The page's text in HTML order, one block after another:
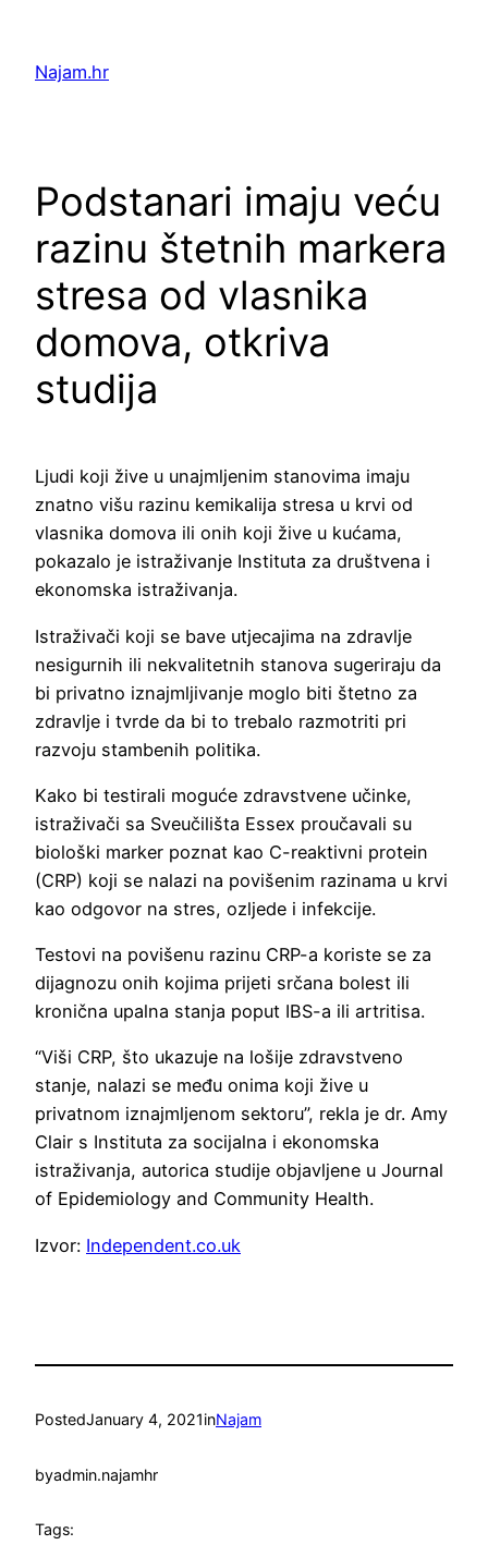
content
Najam.hr
Podstanari imaju veću
razinu štetnih markera
stresa od vlasnika
domova, otkriva
studija
Ljudi koji žive u unajmljenim stanovima imaju
znatno višu razinu kemikalija stresa u krvi od
vlasnika domova ili onih koji žive u kućama,
pokazalo je istraživanje Instituta za društvena i
ekonomska istraživanja.
Istraživači koji se bave utjecajima na zdravlje
nesigurnih ili nekvalitetnih stanova sugeriraju da
bi privatno iznajmljivanje moglo biti štetno za
zdravlje i tvrde da bi to trebalo razmotriti pri
razvoju stambenih politika.
Kako bi testirali moguće zdravstvene učinke,
istraživači sa Sveučilišta Essex proučavali su
biološki marker poznat kao C-reaktivni protein
(CRP) koji se nalazi na povišenim razinama u krvi
kao odgovor na stres, ozljede i infekcije.
Testovi na povišenu razinu CRP-a koriste se za
dijagnozu onih kojima prijeti srčana bolest ili
kronična upalna stanja poput IBS-a ili artritisa.
“Viši CRP, što ukazuje na lošije zdravstveno
stanje, nalazi se među onima koji žive u
privatnom iznajmljenom sektoru”, rekla je dr. Amy
Clair s Instituta za socijalna i ekonomska
istraživanja, autorica studije objavljene u Journal
of Epidemiology and Community Health.
Izvor: Independent.co.uk
PostedJanuary 4, 2021inNajam
byadmin.najamhr
Tags: